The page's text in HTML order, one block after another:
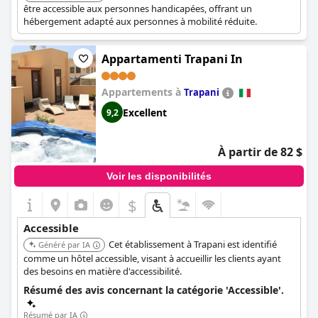
tous les clients.
être accessible aux personnes handicapées, offrant un
hébergement adapté aux personnes à mobilité réduite.
Appartamenti Trapani In
Appartements à Trapani
9,2 Excellent
À partir de 82 $
Voir les disponibilités
$
Accessible
Généré par IA
Cet établissement à Trapani est identifié
comme un hôtel accessible, visant à accueillir les clients ayant
des besoins en matière d'accessibilité.
Résumé des avis concernant la catégorie 'Accessible'.
Résumé par IA